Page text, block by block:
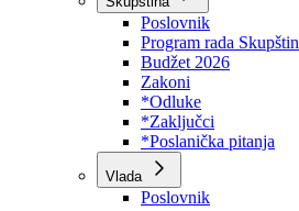
Dokumenti
Skupština
Poslovnik
Program rada Skupštine
Budžet 2026
Zakoni
*Odluke
*Zaključci
*Poslanička pitanja